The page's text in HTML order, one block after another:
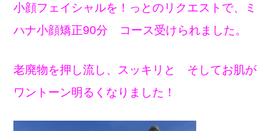
小顔フェイシャルを！っとのリクエストで、ミ
ハナ小顔矯正90分 コース受けられました。
老廃物を押し流し、スッキリと そしてお肌が
ワントーン明るくなりました！